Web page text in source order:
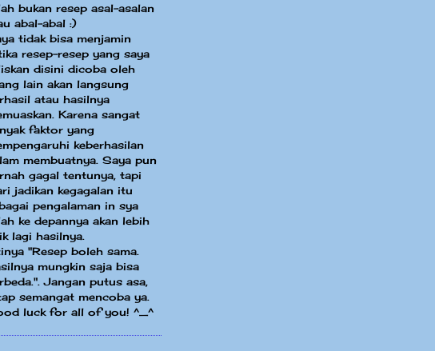
bukan resep asal-asalan
abal-abal :)
tidak bisa menjamin
resep-resep yang saya
disini dicoba oleh
lain akan langsung
atau hasilnya
Karena sangat
faktor yang
keberhasilan
membuatnya. Saya pun
gagal tentunya, tapi
jadikan kegagalan itu
pengalaman in sya
ke depannya akan lebih
lagi hasilnya.
"Resep boleh sama.
mungkin saja bisa
Jangan putus asa,
semangat mencoba ya.
luck for all of you! ^_^